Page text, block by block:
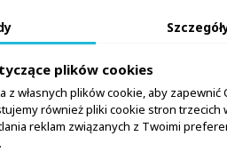
plików cookies
z własnych plików cookie, aby
również pliki cookie stron trzecich
reklam związanych z Twoimi